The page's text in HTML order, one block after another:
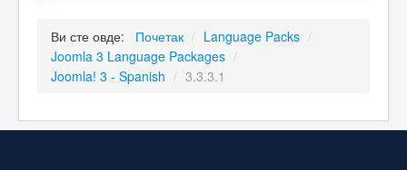
Ви сте овде: Почетак / Language Packs /
Joomla 3 Language Packages /
Joomla! 3 - Spanish / 3.3.3.1